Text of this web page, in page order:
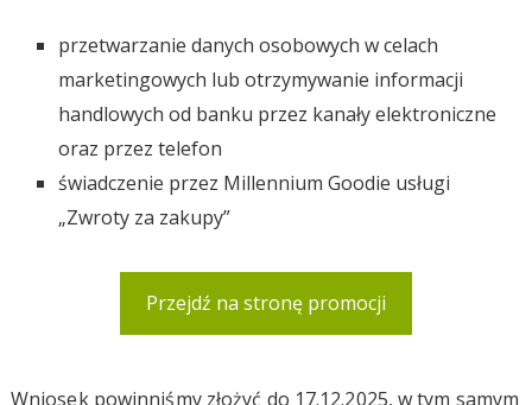
przetwarzanie danych osobowych w celach
marketingowych lub otrzymywanie informacji
handlowych od banku przez kanały elektroniczne
oraz przez telefon
świadczenie przez Millennium Goodie usługi
„Zwroty za zakupy”
Przejdź na stronę promocji
Wniosek powinniśmy złożyć do 17.12.2025, w tym samym